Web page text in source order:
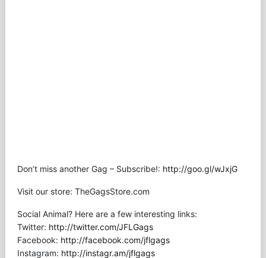
Don’t miss another Gag – Subscribe!: http://goo.gl/wJxjG
Visit our store: TheGagsStore.com
Social Animal? Here are a few interesting links:
Twitter: http://twitter.com/JFLGags
Facebook: http://facebook.com/jflgags
Instagram: http://instagr.am/jflgags